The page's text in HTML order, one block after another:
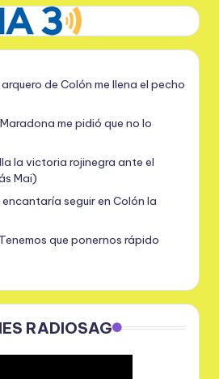
de Colón me llena el pecho
me pidió que no lo
la victoria rojinegra ante el
Mai)
encantaría seguir en Colón la
que ponernos rápido
RADIOSAG